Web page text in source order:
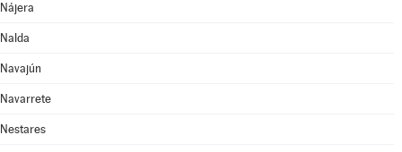
Nájera
Nalda
Navajún
Navarrete
Nestares